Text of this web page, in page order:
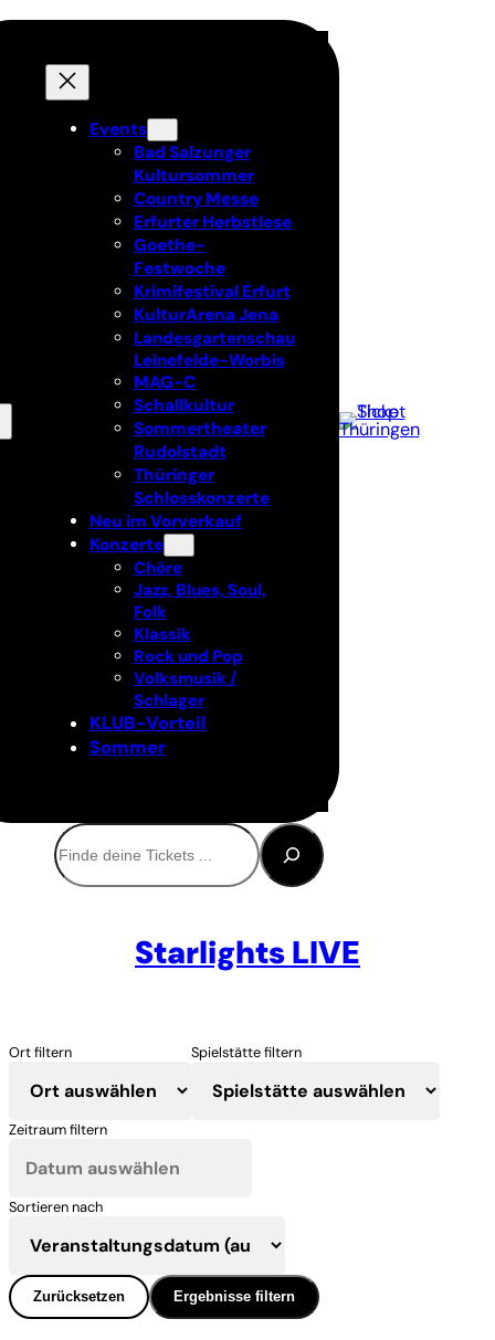
Events
Bad Salzunger
Kultursommer
Country Messe
Erfurter Herbstlese
Goethe-
Festwoche
Krimifestival Erfurt
KulturArena Jena
Landesgartenschau
Leinefelde-Worbis
MAG-C
Schallkultur
Sommertheater
Rudolstadt
Thüringer
Schlosskonzerte
Neu im Vorverkauf
Konzerte
Chöre
Jazz, Blues, Soul,
Folk
Klassik
Rock und Pop
Volksmusik /
Schlager
KLUB-Vorteil
Sommer
Suchen
Starlights LIVE
Ort filtern Spielstätte filtern
Zeitraum filtern
Sortieren nach
Zurücksetzen Ergebnisse filtern